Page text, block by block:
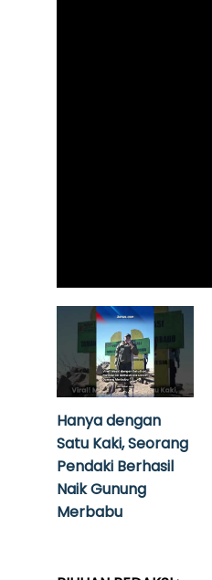
Hanya dengan
Satu Kaki, Seorang
Pendaki Berhasil
Naik Gunung
Merbabu